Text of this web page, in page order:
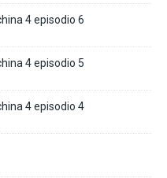
4 episodio 6
4 episodio 5
4 episodio 4